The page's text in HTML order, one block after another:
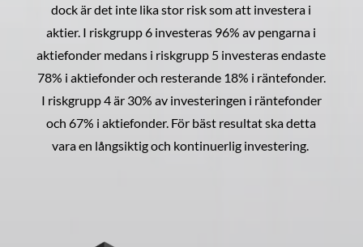
dock är det inte lika stor risk som att investera i
aktier. I riskgrupp 6 investeras 96% av pengarna i
aktiefonder medans i riskgrupp 5 investeras endaste
78% i aktiefonder och resterande 18% i räntefonder.
I riskgrupp 4 är 30% av investeringen i räntefonder
och 67% i aktiefonder. För bäst resultat ska detta
vara en långsiktig och kontinuerlig investering.